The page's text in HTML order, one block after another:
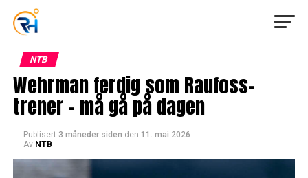
NTB
Wehrman ferdig som Raufoss-
trener – må gå på dagen
Publisert 3 måneder siden den 11. mai 2026
Av NTB